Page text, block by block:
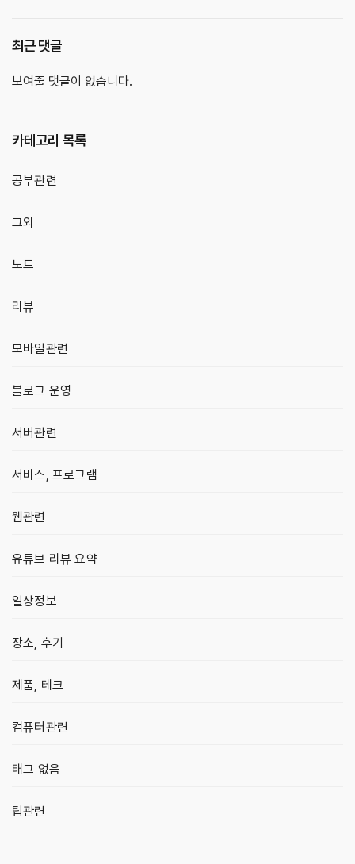
최근 댓글
보여줄 댓글이 없습니다.
카테고리 목록
공부관련
그외
노트
리뷰
모바일관련
블로그 운영
서버관련
서비스, 프로그램
웹관련
유튜브 리뷰 요약
일상정보
장소, 후기
제품, 테크
컴퓨터관련
태그 없음
팁관련